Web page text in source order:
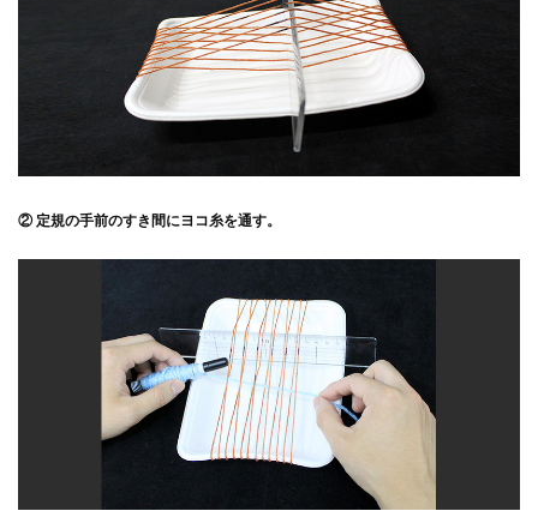
② 定規の手前のすき間にヨコ糸を通す。